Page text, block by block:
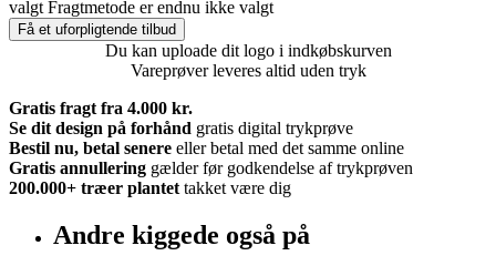
valgt Fragtmetode er endnu ikke valgt
Få et uforpligtende tilbud
Du kan uploade dit logo i indkøbskurven
Vareprøver leveres altid uden tryk
Gratis fragt fra 4.000 kr.
Se dit design på forhånd gratis digital trykprøve
Bestil nu, betal senere eller betal med det samme online
Gratis annullering gælder før godkendelse af trykprøven
200.000+ træer plantet takket være dig
Andre kiggede også på